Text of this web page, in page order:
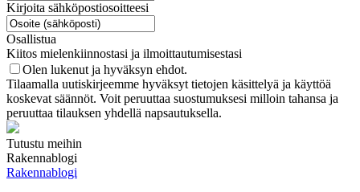
Kirjoita sähköpostiosoitteesi
Osallistua
Kiitos mielenkiinnostasi ja ilmoittautumisestasi
Olen lukenut ja hyväksyn ehdot.
Tilaamalla uutiskirjeemme hyväksyt tietojen käsittelyä ja käyttöä
koskevat säännöt. Voit peruuttaa suostumuksesi milloin tahansa ja
peruuttaa tilauksen yhdellä napsautuksella.
Tutustu meihin
Rakennablogi
Rakennablogi